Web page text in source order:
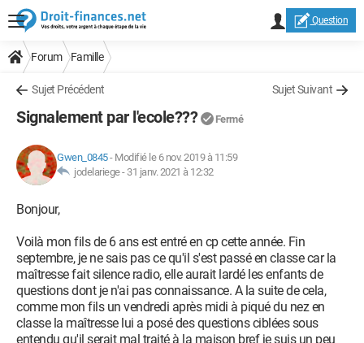
Question
Forum Famille
Sujet Précédent Sujet Suivant
Signalement par l'ecole??? Fermé
Gwen_0845- Modifié le 6 nov. 2019 à 11:59
jodelariege - 31 janv. 2021 à 12:32
Bonjour,
Voilà mon fils de 6 ans est entré en cp cette année. Fin
septembre, je ne sais pas ce qu'il s'est passé en classe car la
maîtresse fait silence radio, elle aurait lardé les enfants de
questions dont je n'ai pas connaissance. A la suite de cela,
comme mon fils un vendredi après midi à piqué du nez en
classe la maîtresse lui a posé des questions ciblées sous
entendu qu'il serait mal traité à la maison bref je suis un peu